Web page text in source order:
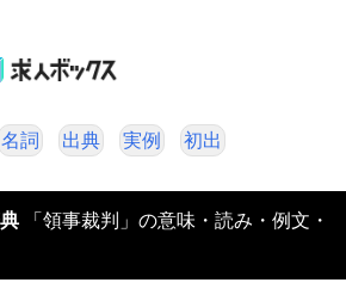
名詞 出典 実例 初出
「領事裁判」の意味・読み・例文・